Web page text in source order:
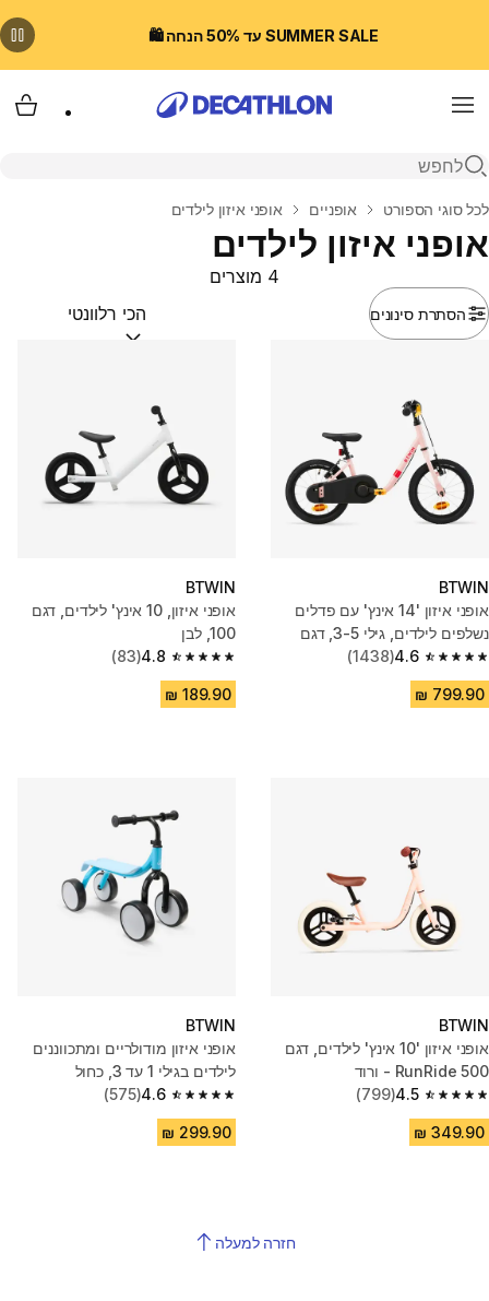
SUMMER SALE עד 50% הנחה 🛍️
Menu
פתיחת חיפוש
בית
לכל סוגי הספורט אופניים אופני איזון לילדים
אופני איזון לילדים
הסתרת סינונים
4 מוצרים
מיין לפי:(optional)
BTWIN
אופני איזון '14 אינץ' עם פדלים
נשלפים לילדים, גילי 3-5, דגם
Discover 500 - ורוד
4.6
4.6 out of 5 stars from 1438 reviews
(1438)
BTWIN
אופני איזון, 10 אינץ' לילדים, דגם
100, לבן
4.8
4.8 out of 5 stars from 83 reviews
(83)
BTWIN
אופני איזון '10 אינץ' לילדים, דגם
RunRide 500 - ורוד
4.5
4.5 out of 5 stars from 799 reviews
(799)
BTWIN
אופני איזון מודולריים ומתכווננים
לילדים בגילי 1 עד 3, כחול
4.6
4.6 out of 5 stars from 575 reviews
(575)
חזרה למעלה